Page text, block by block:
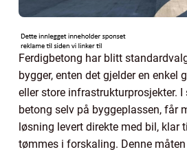
Ferdigbetong har blitt
bygger, enten det gjelder en enkel
eller store infrastrukturprosjekter.
betong selv på byggeplassen, får
løsning levert direkte med bil, klar
tømmes i forskaling. Denne